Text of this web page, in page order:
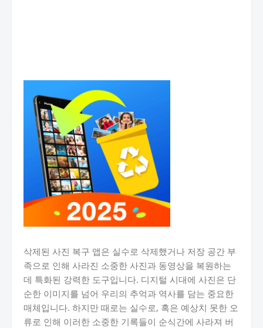
삭제된 사진 복구 앱은 실수로 삭제했거나 저장 공간 부
족으로 인해 사라진 소중한 사진과 동영상을 복원하는
데 특화된 강력한 도구입니다. 디지털 시대에 사진은 단
순한 이미지를 넘어 우리의 추억과 역사를 담는 중요한
매체입니다. 하지만 때로는 실수로, 혹은 예상치 못한 오
류로 인해 이러한 소중한 기록들이 순식간에 사라져 버